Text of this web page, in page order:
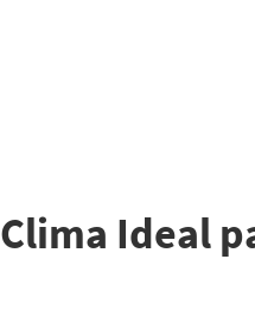
Clima Ideal